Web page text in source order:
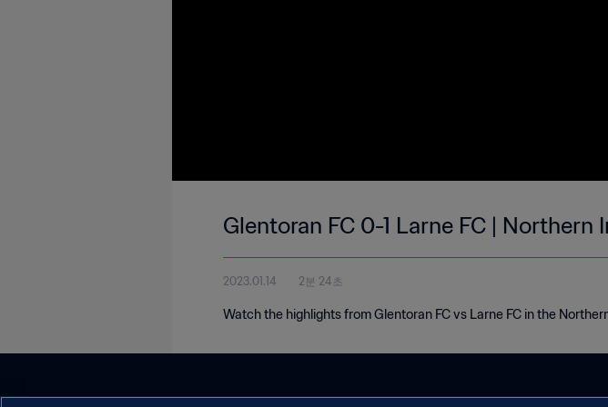
Glentoran FC 0-1 Larne FC |
2023.01.14 2분 24초
Watch the highlights from Glentoran FC vs Larne FC in the